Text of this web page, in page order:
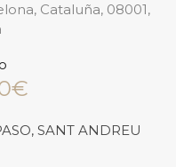
Cataluña, 08001,